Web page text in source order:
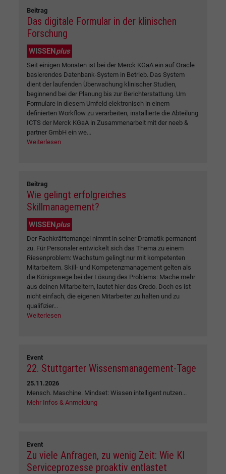
Beitrag
Das digitale Formular in der klinischen
Forschung
WISSENplus
Seit einigen Monaten ist bei der Merck KGaA ein auf Oracle
basierendes Datenbank-System in Betrieb. Das System
dient der laufenden Überwachung klinischer Studien,
beginnend bei der Planung bis zur Berichterstattung. Um
Formulare in diesem Umfeld elektronisch in einem
definierten Workflow zu verarbeiten, installierte die Abteilung
ICTS der Merck KGaA in Zusammenarbeit mit der neeb &
partner GmbH ein we...
Weiterlesen
Beitrag
Wie gelingt erfolgreiches
Skillmanagement?
WISSENplus
Der Fachkräftemangel nimmt in seiner Dramatik permanent
zu. Für Personaler entwickelt sich das Thema zu einem
Riesenproblem: Wachstum gelingt nur mit kompetenten
Mitarbeitern. Skill- und Kompetenzmanagement gelten als
die Königswege bei der Lösung des Problems: Mache mehr
aus deinen Mitarbeitern, lautet hier das Credo. Doch es ist
nicht einfach, die eigenen Mitarbeiter zu halten und zu
qualifizier...
Weiterlesen
Event
22. Stuttgarter Wissensmanagement-Tage
25.11.2026
Mensch. Maschine. Mindset: Wissen intelligent nutzen...
Mehr Infos & Anmeldung
Event
Zu viele Anfragen, zu wenig Zeit: Wie KI
Serviceprozesse proaktiv entlastet